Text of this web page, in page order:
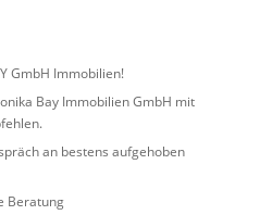
GmbH Immobilien!
Bay Immobilien GmbH mit
an bestens aufgehoben
Beratung